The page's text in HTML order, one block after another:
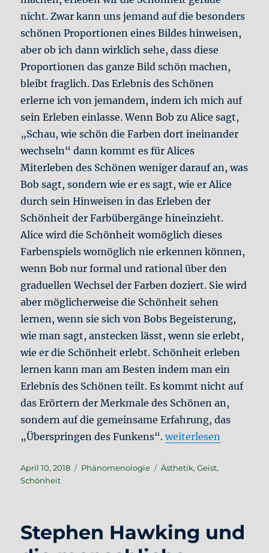
nicht. Zwar kann uns jemand auf die besonders
schönen Proportionen eines Bildes hinweisen,
aber ob ich dann wirklich sehe, dass diese
Proportionen das ganze Bild schön machen,
bleibt fraglich. Das Erlebnis des Schönen
erlerne ich von jemandem, indem ich mich auf
sein Erleben einlasse. Wenn Bob zu Alice sagt,
„Schau, wie schön die Farben dort ineinander
wechseln“ dann kommt es für Alices
Miterleben des Schönen weniger darauf an, was
Bob sagt, sondern wie er es sagt, wie er Alice
durch sein Hinweisen in das Erleben der
Schönheit der Farbübergänge hineinzieht.
Alice wird die Schönheit womöglich dieses
Farbenspiels womöglich nie erkennen können,
wenn Bob nur formal und rational über den
graduellen Wechsel der Farben doziert. Sie wird
aber möglicherweise die Schönheit sehen
lernen, wenn sie sich von Bobs Begeisterung,
wie man sagt, anstecken lässt, wenn sie erlebt,
wie er die Schönheit erlebt. Schönheit erleben
lernen kann man am Besten indem man ein
Erlebnis des Schönen teilt. Es kommt nicht auf
das Erörtern der Merkmale des Schönen an,
sondern auf die gemeinsame Erfahrung, das
„Überspringen des Funkens“.„Schönheit und
weiterlesen
Veröffentlicht
am
April 10, 2018 Kategorien
Phänomenologie Schlagwörter
Ästhetik,Geist,
Schönheit
Stephen Hawking und